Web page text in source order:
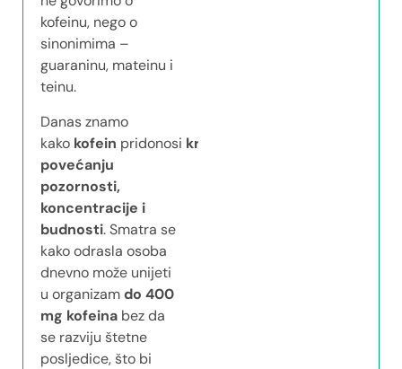
kofeinu, nego o
sinonimima –
guaraninu, mateinu i
teinu.
Danas znamo
kako kofein pridonosi kratkoročnom
povećanju
pozornosti,
koncentracije i
budnosti. Smatra se
kako odrasla osoba
dnevno može unijeti
u organizamdo 400
mg kofeina bez da
se razviju štetne
posljedice, što bi